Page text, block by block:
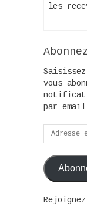
les
vous
par
Adresse
e-
mail